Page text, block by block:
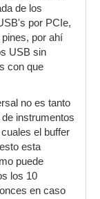
de los
por PCIe,
por ahí
USB sin
con que
no es tanto
instrumentos
el buffer
esta
puede
los 10
en caso